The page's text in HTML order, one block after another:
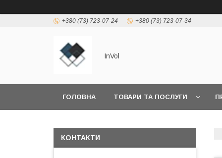
+380 (73) 723-07-24 +380 (73) 723-07-34
InVol
ГОЛОВНА ТОВАРИ ТА ПОСЛУГИ
КОНТАКТИ